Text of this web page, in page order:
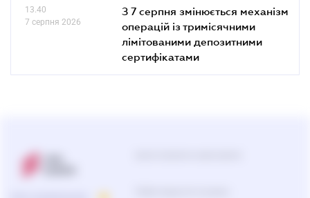
13.40
7 серпня 2026
З 7 серпня змінюється механізм
операцій із тримісячними
лімітованими депозитними
сертифікатами